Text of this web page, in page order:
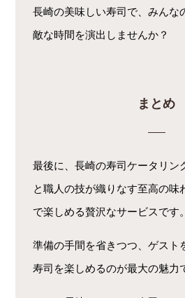
長崎の美味しい寿司で、みんな
敵な時間を演出しませんか？
まとめ
最後に、長崎の寿司ケータリン
と職人の技が織りなす至高の味
で楽しめる贅沢なサービスです。
準備の手間を省きつつ、ゲスト
寿司を楽しめるのが最大の魅力